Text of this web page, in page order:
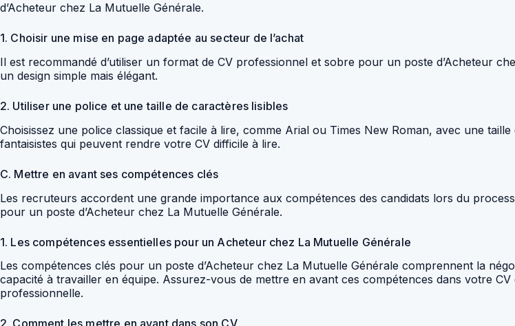
d’Acheteur chez La Mutuelle Générale.
1. Choisir une mise en page adaptée au secteur de l’achat
Il est recommandé d’utiliser un format de CV professionnel et sobre pour un poste d’Acheteur
un design simple mais élégant.
2. Utiliser une police et une taille de caractères lisibles
Choisissez une police classique et facile à lire, comme Arial ou Times New Roman, avec une
fantaisistes qui peuvent rendre votre CV difficile à lire.
C. Mettre en avant ses compétences clés
Les recruteurs accordent une grande importance aux compétences des candidats lors du
pour un poste d’Acheteur chez La Mutuelle Générale.
1. Les compétences essentielles pour un Acheteur chez La Mutuelle Générale
Les compétences clés pour un poste d’Acheteur chez La Mutuelle Générale comprennent la
capacité à travailler en équipe. Assurez-vous de mettre en avant ces compétences dans votre
professionnelle.